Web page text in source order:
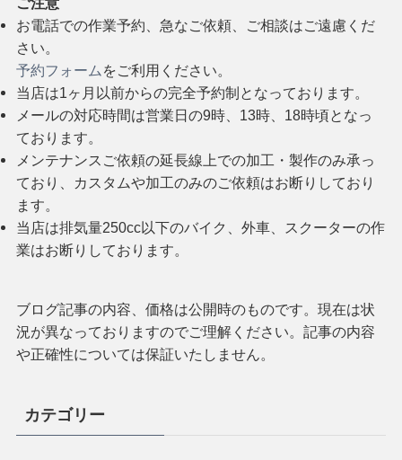
お電話での作業予約、急なご依頼、ご相談はご遠慮くだ
さい。
予約フォーム をご利用ください。
当店は1ヶ月以前からの完全予約制となっております。
メールの対応時間は営業日の9時、13時、18時頃となっ
ております。
メンテナンスご依頼の延長線上での加工・製作のみ承っ
ており、カスタムや加工のみのご依頼はお断りしており
ます。
当店は排気量250cc以下のバイク、外車、スクーターの作
業はお断りしております。
ブログ記事の内容、価格は公開時のものです。現在は状
況が異なっておりますのでご理解ください。記事の内容
や正確性については保証いたしません。
カテゴリー